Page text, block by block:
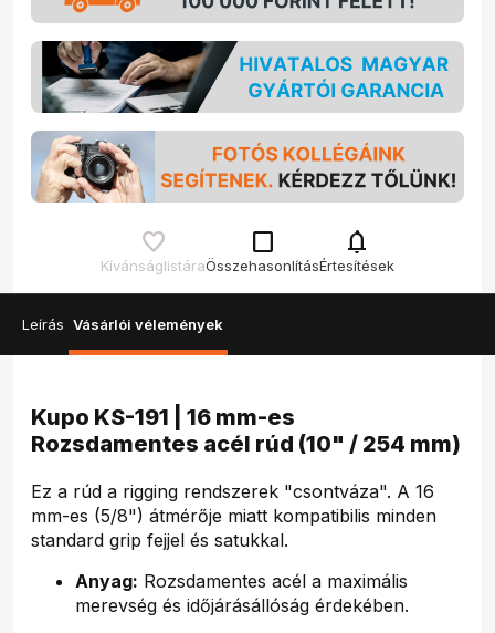
Kívánságlistára
check_box_outline_blank
Összehasonlítás
notifications
Értesítések
Leírás Vásárlói vélemények
Kupo KS-191 | 16 mm-es
Rozsdamentes acél rúd (10" / 254 mm)
Ez a rúd a rigging rendszerek "csontváza". A 16
mm-es (5/8") átmérője miatt kompatibilis minden
standard grip fejjel és satukkal.
Anyag: Rozsdamentes acél a maximális
merevség és időjárásállóság érdekében.